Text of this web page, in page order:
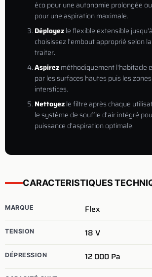
éco pour une autonomie prolongée
pour une aspiration maximale.
Déployezle flexible extensible
choisissez l'embout approprié selon
traiter.
Aspirezméthodiquement l'habitacle
par les surfaces hautes puis les
interstices.
Nettoyezle filtre après chaque
le système de souffle d'air intégré
puissance d'aspiration optimale.
CARACTERISTIQUES
MARQUE Flex
TENSION 18 V
DÉPRESSION 12 000 Pa